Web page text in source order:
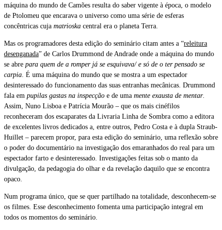
máquina do mundo de Camões resulta do saber vigente à época, o modelo
de Ptolomeu que encarava o universo como uma série de esferas
concêntricas cuja matrioska central era o planeta Terra.
Mas os programadores desta edição do seminário citam antes a “releitura
desenganada” de Carlos Drummond de Andrade onde a máquina do mundo
se abre para quem de a romper já se esquivava/ e só de o ter pensado se
carpia . É uma máquina do mundo que se mostra a um espectador
desinteressado do funcionamento das suas entranhas mecânicas. Drummond
fala em pupilas gastas na inspecção e de uma mente exausta de mentar.
Assim, Nuno Lisboa e Patrícia Mourão – que os mais cinéfilos
reconheceram dos escaparates da Livraria Linha de Sombra como a editora
de excelentes livros dedicados a, entre outros, Pedro Costa e à dupla Straub-
Huillet – parecem propor, para esta edição do seminário, uma reflexão sobre
o poder do documentário na investigação dos emaranhados do real para um
espectador farto e desinteressado. Investigações feitas sob o manto da
divulgação, da pedagogia do olhar e da revelação daquilo que se encontra
opaco.
Num programa único, que se quer partilhado na totalidade, desconhecem-se
os filmes. Esse desconhecimento fomenta uma participação integral em
todos os momentos do seminário.